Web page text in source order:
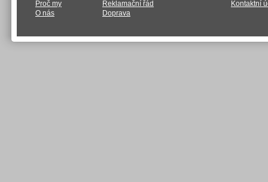
Proč my
O nás
Reklamační řád
Doprava
Kontaktní